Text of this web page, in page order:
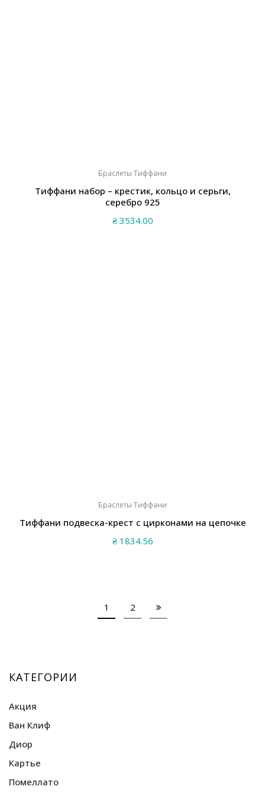
Браслеты Тиффани
Тиффани набор – крестик, кольцо и серьги,
серебро 925
₴3534.00
Браслеты Тиффани
Тиффани подвеска-крест с цирконами на цепочке
₴1834.56
1 2
КАТЕГОРИИ
Акция
Ван Клиф
Браслеты Ван Клиф
Кольца Ван Клиф
Наборы Ван Клиф
Диор
Картье
Помеллато